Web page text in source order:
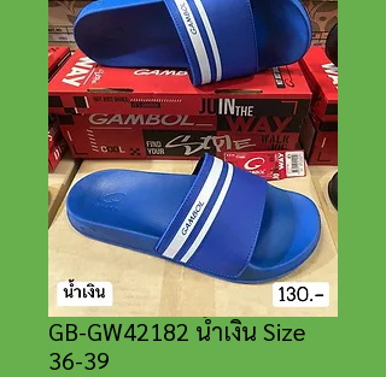
GB-GW42182 น้ำเงิน Size
36-39